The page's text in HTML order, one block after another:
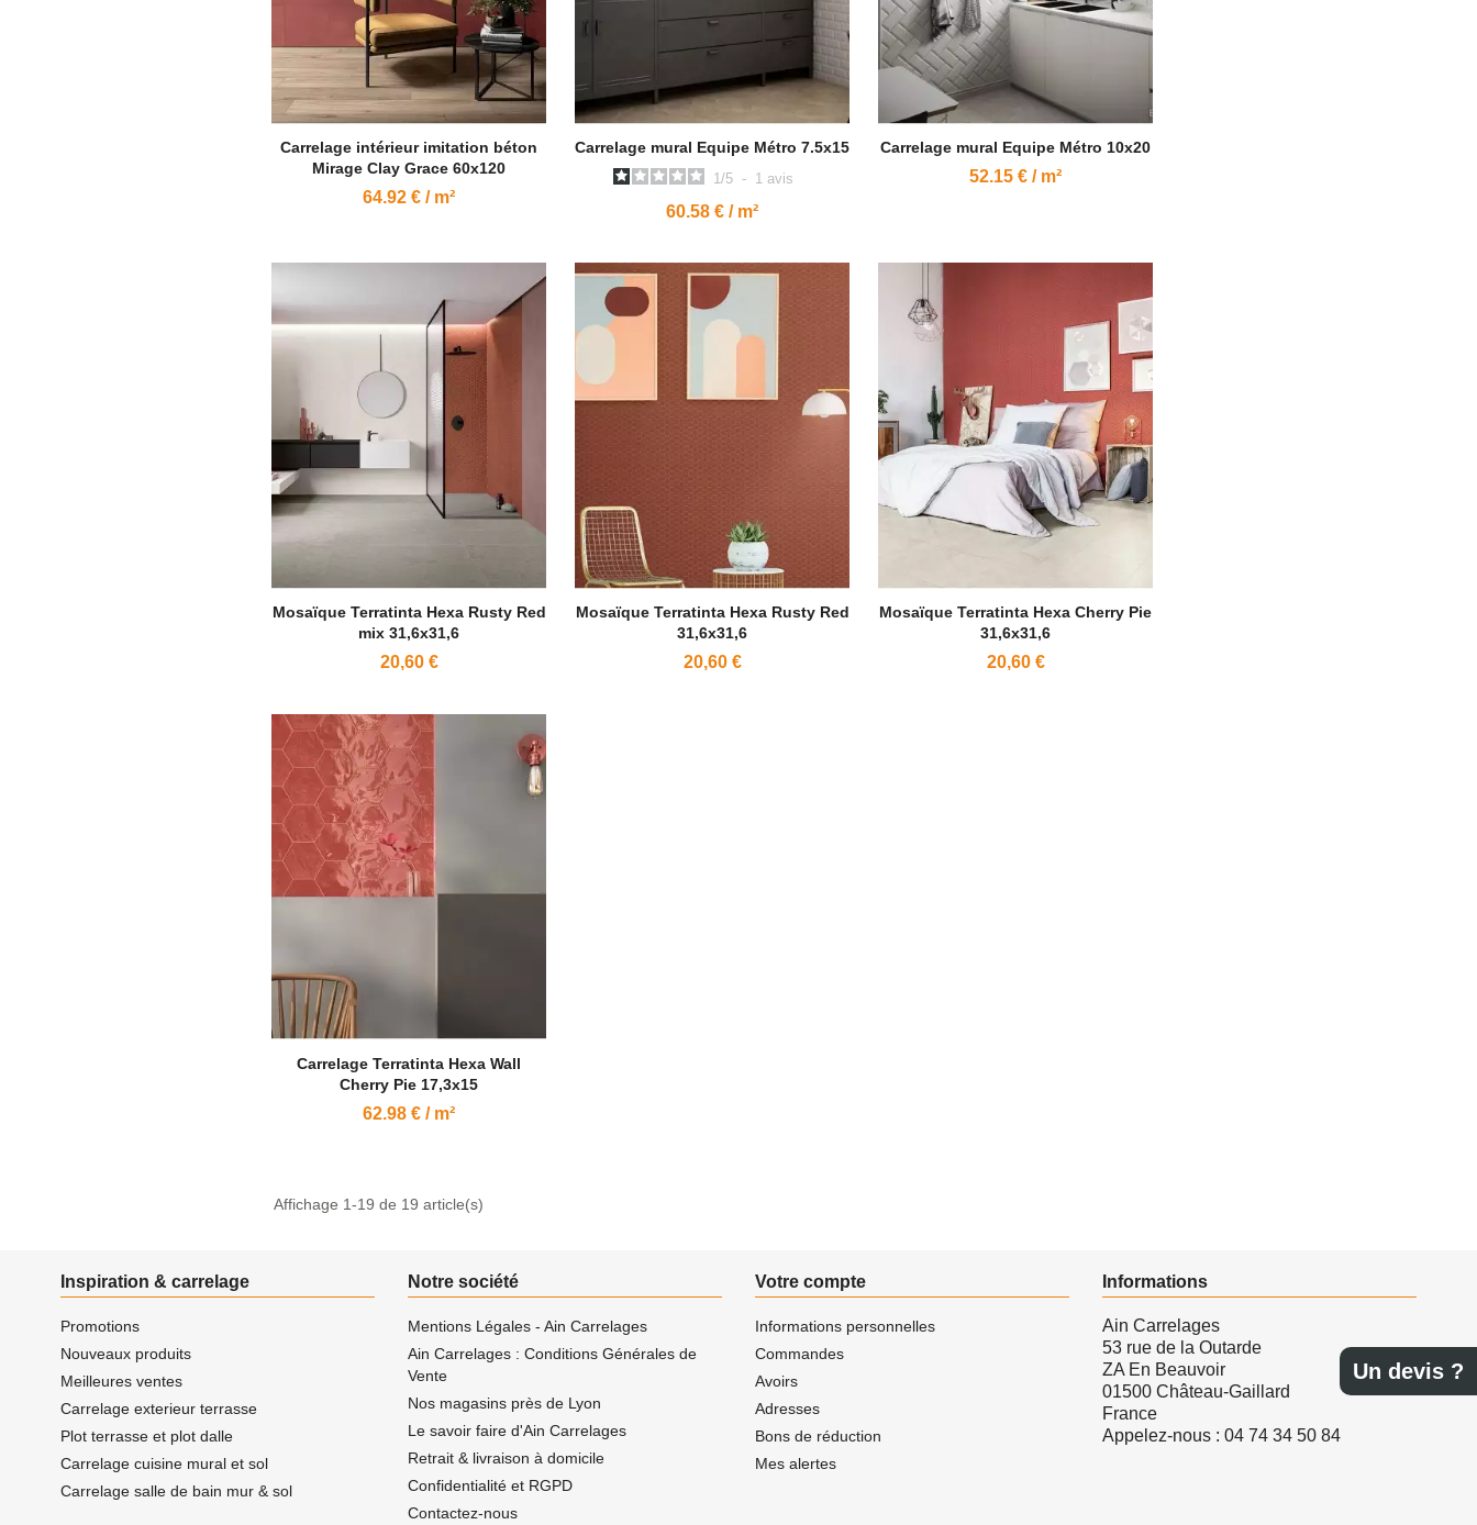
Un devis ?
Carrelage intérieur imitation béton
Mirage Clay Grace 60x120
64.92 € / m²
Carrelage mural Equipe Métro 7.5x15
1/5 - 1 avis
60.58 € / m²
Carrelage mural Equipe Métro 10x20
52.15 € / m²
Mosaïque Terratinta Hexa Rusty Red
mix 31,6x31,6
20,60 €
Mosaïque Terratinta Hexa Rusty Red
31,6x31,6
20,60 €
Mosaïque Terratinta Hexa Cherry Pie
31,6x31,6
20,60 €
Carrelage Terratinta Hexa Wall
Cherry Pie 17,3x15
62.98 € / m²
Affichage 1-19 de 19 article(s)
Inspiration & carrelage
Promotions
Nouveaux produits
Meilleures ventes
Carrelage exterieur terrasse
Plot terrasse et plot dalle
Carrelage cuisine mural et sol
Carrelage salle de bain mur & sol
Notre société
Mentions Légales - Ain Carrelages
Ain Carrelages : Conditions Générales de
Vente
Nos magasins près de Lyon
Le savoir faire d'Ain Carrelages
Retrait & livraison à domicile
Confidentialité et RGPD
Contactez-nous
Votre compte
Informations personnelles
Commandes
Avoirs
Adresses
Bons de réduction
Mes alertes
Informations
Ain Carrelages
53 rue de la Outarde
ZA En Beauvoir
01500 Château-Gaillard
France
Appelez-nous : 04 74 34 50 84